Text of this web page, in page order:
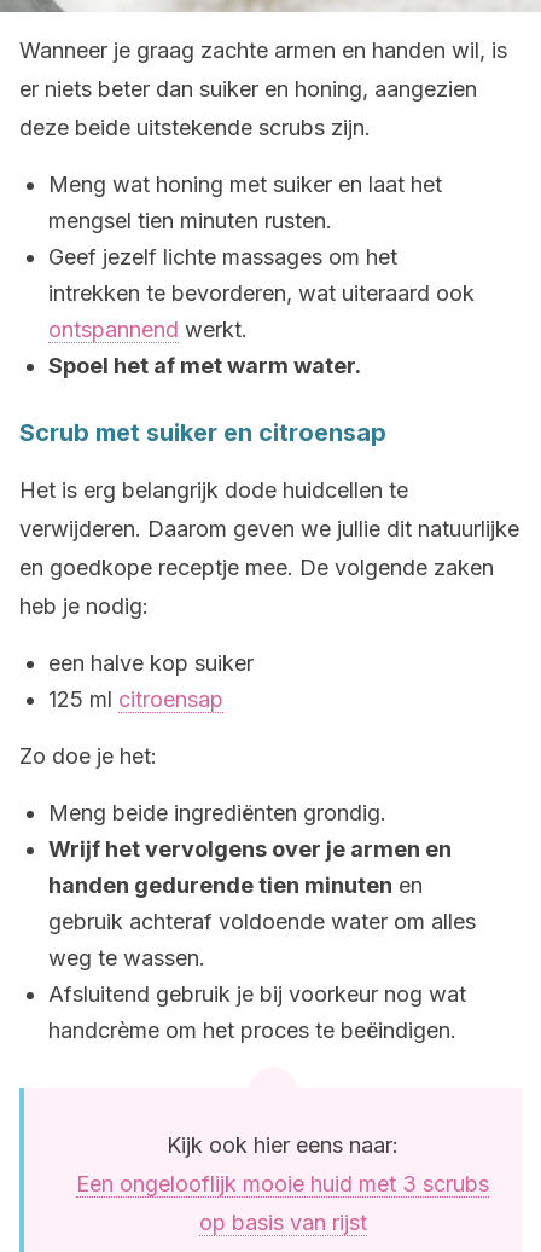
Wanneer je graag zachte armen en handen wil, is
er niets beter dan suiker en honing, aangezien
deze beide uitstekende scrubs zijn.
Meng wat honing met suiker en laat het
mengsel tien minuten rusten.
Geef jezelf lichte massages om het
intrekken te bevorderen, wat uiteraard ook
ontspannend werkt.
Spoel het af met warm water.
Scrub met suiker en citroensap
Het is erg belangrijk dode huidcellen te
verwijderen. Daarom geven we jullie dit natuurlijke
en goedkope receptje mee. De volgende zaken
heb je nodig:
een halve kop suiker
125 ml citroensap
Zo doe je het:
Meng beide ingrediënten grondig.
Wrijf het vervolgens over je armen en
handen gedurende tien minuten en
gebruik achteraf voldoende water om alles
weg te wassen.
Afsluitend gebruik je bij voorkeur nog wat
handcrème om het proces te beëindigen.
Kijk ook hier eens naar:
Een ongelooflijk mooie huid met 3 scrubs
op basis van rijst